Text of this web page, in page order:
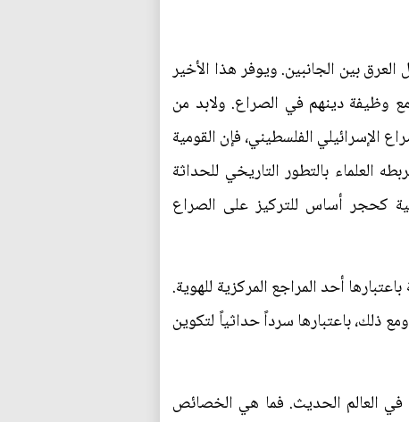
بين الجانبين. ويوفر هذا الأخير
مع وظيفة دينهم في الصراع. ولابد من
الإسرائيلي الفلسطيني، فإن القومية
العلماء بالتطور التاريخي للحداثة
كحجر أساس للتركيز على الصراع
أحد المراجع المركزية للهوية.
ذلك، باعتبارها سرداً حداثياً لتكوين
في العالم الحديث. فما هي الخصائص